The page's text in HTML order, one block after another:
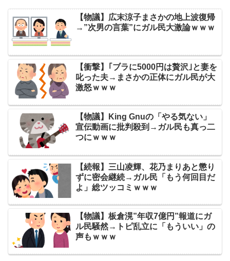
【物議】広末涼子まさかの地上波復帰
→”次男の言葉”にガル民大激論ｗｗｗ
【衝撃】｢ブラに5000円は贅沢｣と妻を
叱った夫→まさかの正体にガル民が大
激怒ｗｗｗ
【物議】King Gnuの「やる気ない」
宣伝動画に批判殺到→ガル民も真っ二
つにｗｗｗ
【続報】三山凌輝、花乃まりあと懲り
ずに密会継続→ガル民「もう何回目だ
よ」総ツッコミｗｗｗ
【物議】板倉滉”年収7億円”報道にガ
ル民騒然→トピ乱立に「もういい」の
声もｗｗｗ